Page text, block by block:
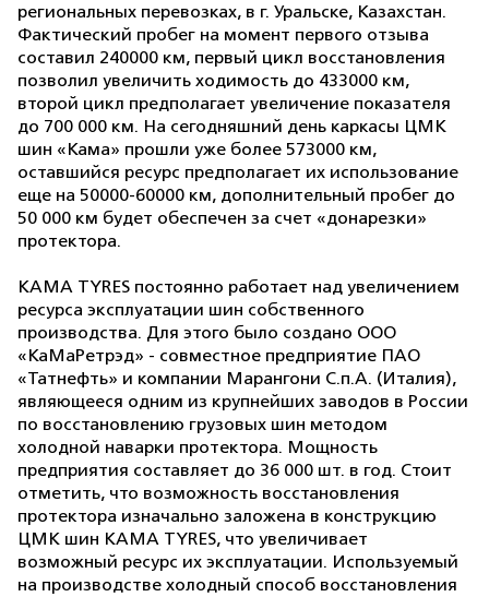
региональных перевозках, в г. Уральске, Казахстан.
Фактический пробег на момент первого отзыва
составил 240000 км, первый цикл восстановления
позволил увеличить ходимость до 433000 км,
второй цикл предполагает увеличение показателя
до 700 000 км. На сегодняшний день каркасы ЦМК
шин «Кама» прошли уже более 573000 км,
оставшийся ресурс предполагает их использование
еще на 50000-60000 км, дополнительный пробег до
50 000 км будет обеспечен за счет «донарезки»
протектора.
KAMA TYRES постоянно работает над увеличением
ресурса эксплуатации шин собственного
производства. Для этого было создано ООО
«КаМаРетрэд» - совместное предприятие ПАО
«Татнефть» и компании Марангони С.п.А. (Италия),
являющееся одним из крупнейших заводов в России
по восстановлению грузовых шин методом
холодной наварки протектора. Мощность
предприятия составляет до 36 000 шт. в год. Стоит
отметить, что возможность восстановления
протектора изначально заложена в конструкцию
ЦМК шин KAMA TYRES, что увеличивает
возможный ресурс их эксплуатации. Используемый
на производстве холодный способ восстановления